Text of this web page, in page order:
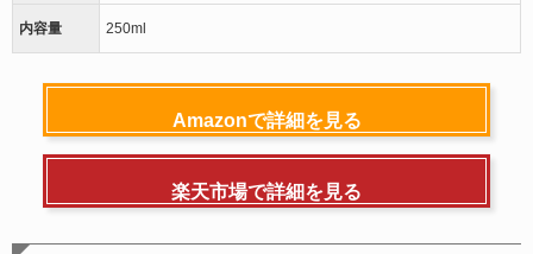
内容量 250ml
Amazonで詳細を見る
楽天市場で詳細を見る